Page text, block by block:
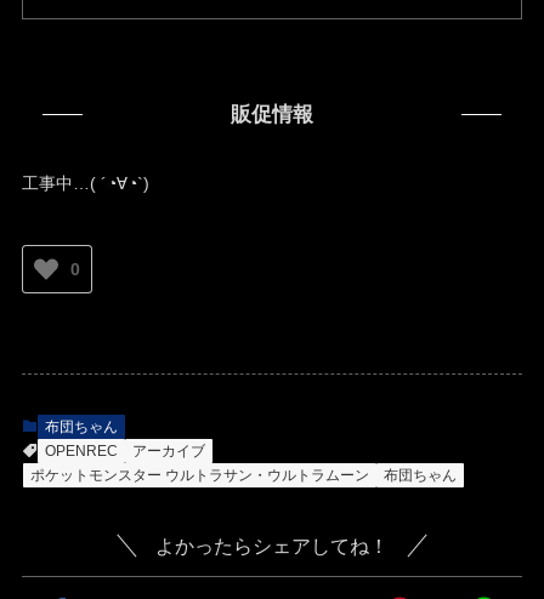
販促情報
工事中…( ´◔∀◔`)ゞ
0
布団ちゃん
OPENREC
アーカイブ
ポケットモンスター ウルトラサン・ウルトラムーン
布団ちゃん
よかったらシェアしてね！